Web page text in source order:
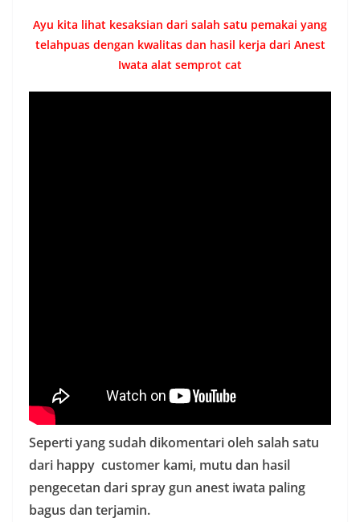
Ayu kita lihat kesaksian dari salah satu pemakai yang
telahpuas dengan kwalitas dan hasil kerja dari Anest
Iwata alat semprot cat
Seperti yang sudah dikomentari oleh salah satu
dari happy customer kami, mutu dan hasil
pengecetan dari spray gun anest iwata paling
bagus dan terjamin.